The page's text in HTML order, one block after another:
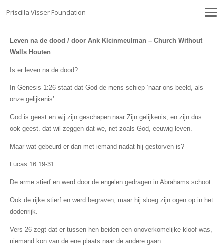
Priscilla Visser Foundation
Leven na de dood / door Ank Kleinmeulman – Church Without
Walls Houten
Is er leven na de dood?
In Genesis 1:26 staat dat God de mens schiep ‘naar ons beeld, als
onze gelijkenis’.
God is geest en wij zijn geschapen naar Zijn gelijkenis, en zijn dus
ook geest. dat wil zeggen dat we, net zoals God, eeuwig leven.
Maar wat gebeurd er dan met iemand nadat hij gestorven is?
Lucas 16:19-31
De arme stierf en werd door de engelen gedragen in Abrahams schoot.
Ook de rijke stierf en werd begraven, maar hij sloeg zijn ogen op in het
dodenrijk.
Vers 26 zegt dat er tussen hen beiden een onoverkomelijke kloof was,
niemand kon van de ene plaats naar de andere gaan.